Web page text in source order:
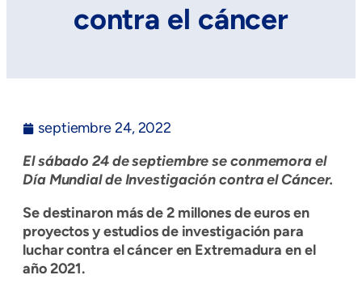
contra el cáncer
septiembre 24, 2022
El sábado 24 de septiembre se conmemora el
Día Mundial de Investigación contra el Cáncer.
Se destinaron más de 2 millones de euros en
proyectos y estudios de investigación para
luchar contra el cáncer en Extremadura en el
año 2021.